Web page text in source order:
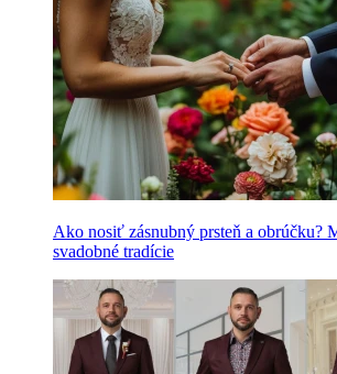
Ako nosiť zásnubný prsteň a obrúčku?
svadobné tradície